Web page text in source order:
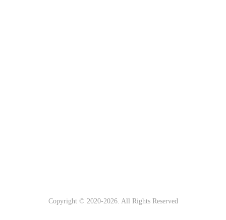
Copyright © 2020-2026. All Rights Reserved